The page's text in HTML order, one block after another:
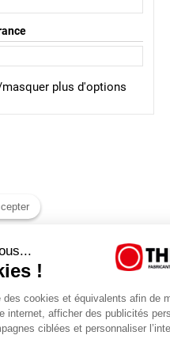
plus d'options
!
des cookies et équivalents afin de
internet, afficher des publicités
ciblées et personnaliser